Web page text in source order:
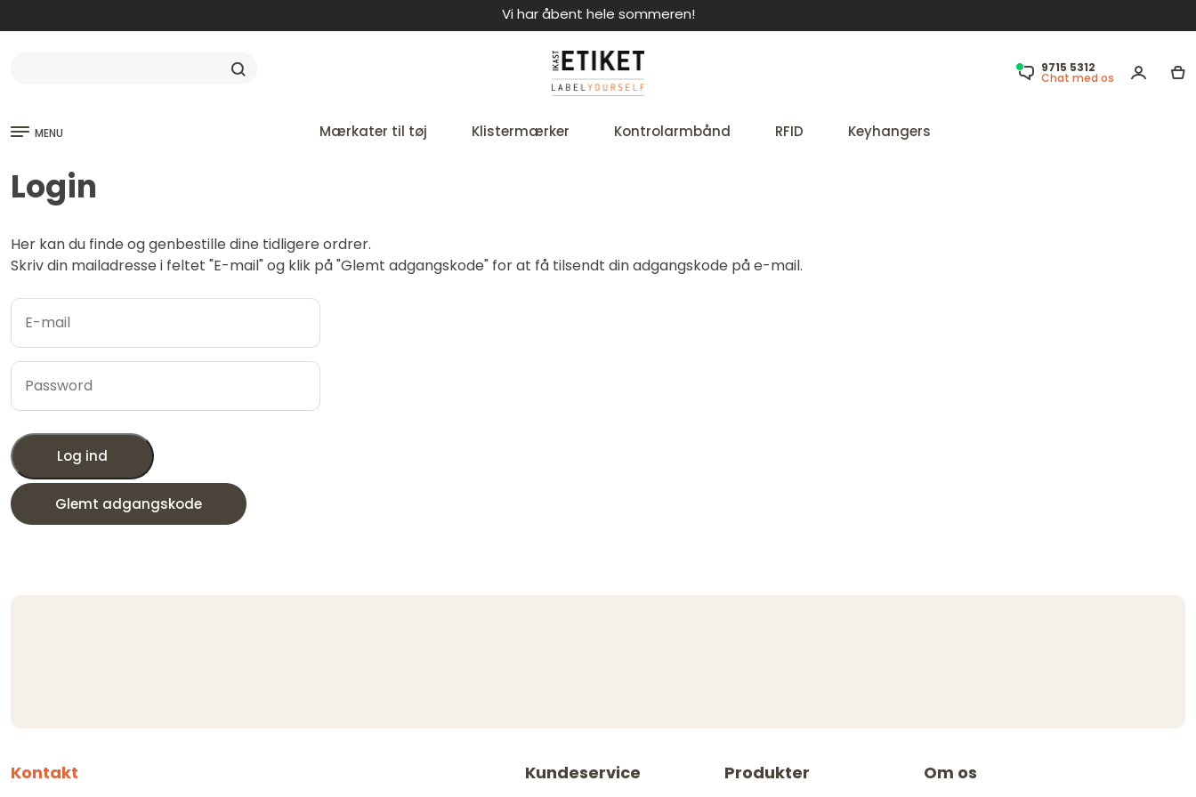
Vi har åbent hele sommeren!
9715 5312
Chat med os
MENU Mærkater til tøj Klistermærker Kontrolarmbånd RFID Keyhangers
Login
Her kan du finde og genbestille dine tidligere ordrer.
Skriv din mailadresse i feltet "E-mail" og klik på "Glemt adgangskode" for at få tilsendt din adgangskode på e-mail.
Log ind
Glemt adgangskode
Kontakt Kundeservice Produkter Om os